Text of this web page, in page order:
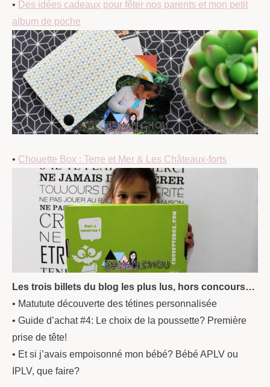
• Des idées cadeaux pour fêter nos parents et mon petit
album de poche
• Chouette Box : Terre et Mer & Les Châteaux-forts
Les trois billets du blog les plus lus, hors concours…
• Matutute découverte des tétines personnalisée
• Guide d’achat #4: Le choix de la poussette? Première
prise de tête!
• Et si j’avais empoisonné mon bébé? Bébé APLV ou
IPLV, que faire?